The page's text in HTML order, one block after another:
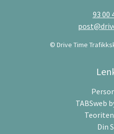
93 00
© Drive Time
TABSweb
Din